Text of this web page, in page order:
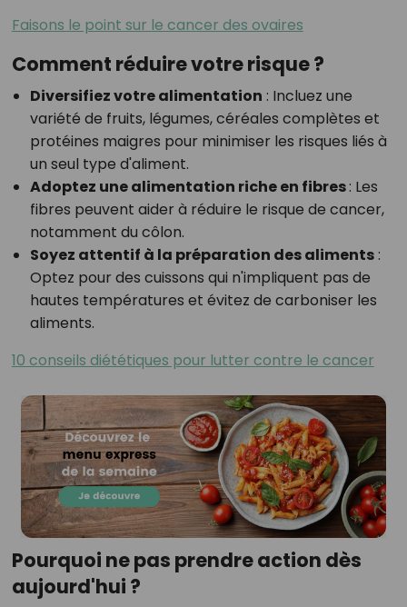
Faisons le point sur le cancer des ovaires
Comment réduire votre risque ?
Diversifiez votre alimentation : Incluez une
variété de fruits, légumes, céréales complètes et
protéines maigres pour minimiser les risques liés à
un seul type d'aliment.
Adoptez une alimentation riche en fibres: Les
fibres peuvent aider à réduire le risque de cancer,
notamment du côlon.
Soyez attentif à la préparation des aliments:
Optez pour des cuissons qui n'impliquent pas de
hautes températures et évitez de carboniser les
aliments.
10 conseils diététiques pour lutter contre le cancer
Pourquoi ne pas prendre action dès
aujourd'hui ?